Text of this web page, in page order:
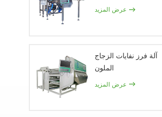
عرض المزيد
آلة فرز نفايات الزجاج
الملون
عرض المزيد